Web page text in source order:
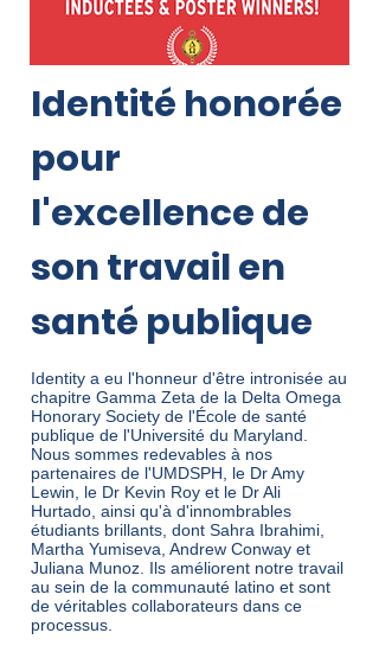
Identité honorée
pour
l'excellence de
son travail en
santé publique
Identity a eu l'honneur d'être intronisée au
chapitre Gamma Zeta de la Delta Omega
Honorary Society de l'École de santé
publique de l'Université du Maryland.
Nous sommes redevables à nos
partenaires de l'UMDSPH, le Dr Amy
Lewin, le Dr Kevin Roy et le Dr Ali
Hurtado, ainsi qu'à d'innombrables
étudiants brillants, dont Sahra Ibrahimi,
Martha Yumiseva, Andrew Conway et
Juliana Munoz. Ils améliorent notre travail
au sein de la communauté latino et sont
de véritables collaborateurs dans ce
processus.